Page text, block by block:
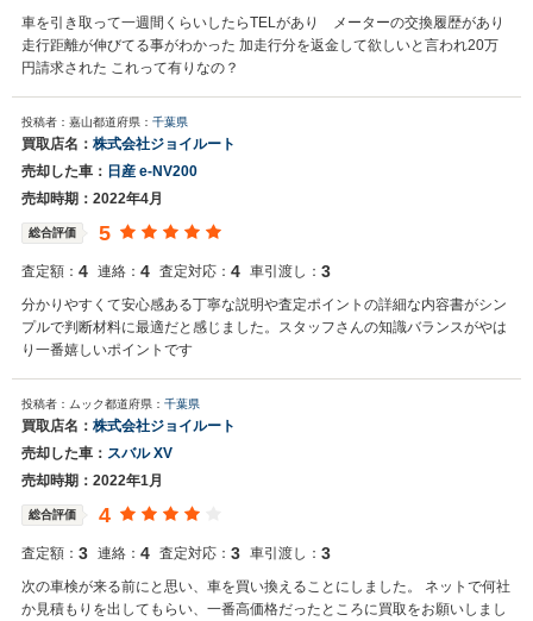
車を引き取って一週間くらいしたらTELがあり メーターの交換履歴があり
走行距離が伸びてる事がわかった 加走行分を返金して欲しいと言われ20万
円請求された これって有りなの？
投稿者：嘉山都道府県： 千葉県
買取店名： 株式会社ジョイルート
売却した車： 日産 e-NV200
売却時期：2022年4月
総合評価 5
査定額： 4 連絡： 4 査定対応： 4 車引渡し： 3
分かりやすくて安心感ある丁寧な説明や査定ポイントの詳細な内容書がシン
プルで判断材料に最適だと感じました。スタッフさんの知識バランスがやは
り一番嬉しいポイントです
投稿者：ムック都道府県： 千葉県
買取店名： 株式会社ジョイルート
売却した車： スバル XV
売却時期：2022年1月
総合評価 4
査定額： 3 連絡： 4 査定対応： 3 車引渡し： 3
次の車検が来る前にと思い、車を買い換えることにしました。 ネットで何社
か見積もりを出してもらい、一番高価格だったところに買取をお願いしまし